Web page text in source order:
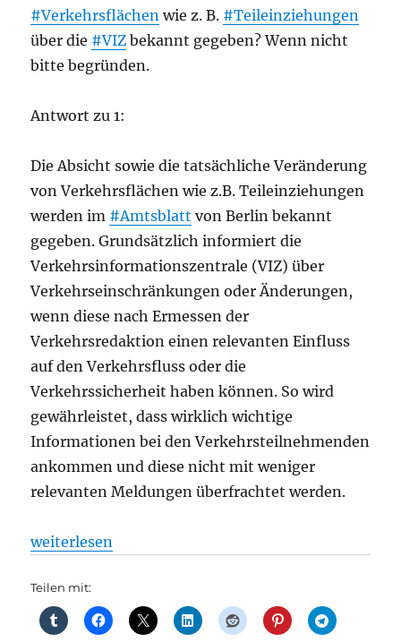
#Verkehrsflächen wie z. B. #Teileinziehungen
über die #VIZ bekannt gegeben? Wenn nicht
bitte begründen.
Antwort zu 1:
Die Absicht sowie die tatsächliche Veränderung
von Verkehrsflächen wie z.B. Teileinziehungen
werden im #Amtsblatt von Berlin bekannt
gegeben. Grundsätzlich informiert die
Verkehrsinformationszentrale (VIZ) über
Verkehrseinschränkungen oder Änderungen,
wenn diese nach Ermessen der
Verkehrsredaktion einen relevanten Einfluss
auf den Verkehrsfluss oder die
Verkehrssicherheit haben können. So wird
gewährleistet, dass wirklich wichtige
Informationen bei den Verkehrsteilnehmenden
ankommen und diese nicht mit weniger
relevanten Meldungen überfrachtet werden.
„Verfahrene Lage – Verkehrsinformationszentrale
weiterlesen
Teilen mit: